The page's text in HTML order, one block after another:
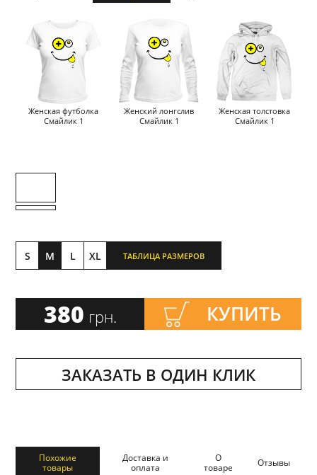
Женская футболка
Смайлик 1
Женский лонгслив
Смайлик 1
Женская толстовка
Смайлик 1
S M L XL ТАБЛИЦА РАЗМЕРОВ
380 грн. КУПИТЬ
ЗАКАЗАТЬ В ОДИН КЛИК
Похожие
товары
Доставка и
оплата
О
товаре
Отзывы